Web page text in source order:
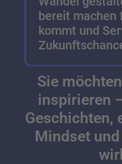
bereit machen
kommt und
Sie
inspirieren
Geschichten,
Mindset